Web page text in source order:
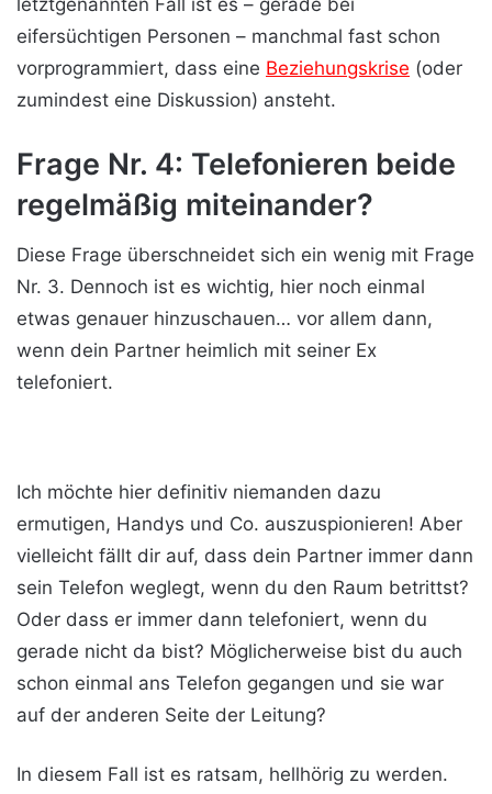
eifersüchtigen Personen – manchmal fast schon
vorprogrammiert, dass eine Beziehungskrise (oder
zumindest eine Diskussion) ansteht.
Frage Nr. 4: Telefonieren beide
regelmäßig miteinander?
Diese Frage überschneidet sich ein wenig mit Frage
Nr. 3. Dennoch ist es wichtig, hier noch einmal
etwas genauer hinzuschauen… vor allem dann,
wenn dein Partner heimlich mit seiner Ex
telefoniert.
Ich möchte hier definitiv niemanden dazu
ermutigen, Handys und Co. auszuspionieren! Aber
vielleicht fällt dir auf, dass dein Partner immer dann
sein Telefon weglegt, wenn du den Raum betrittst?
Oder dass er immer dann telefoniert, wenn du
gerade nicht da bist? Möglicherweise bist du auch
schon einmal ans Telefon gegangen und sie war
auf der anderen Seite der Leitung?
In diesem Fall ist es ratsam, hellhörig zu werden.